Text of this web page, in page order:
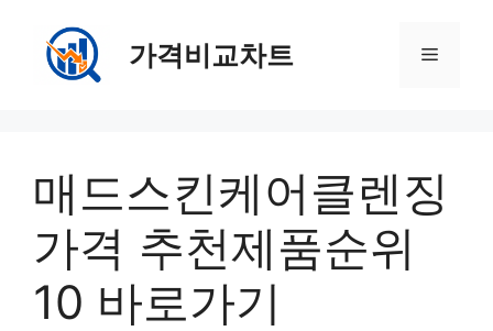
가격비교차트 메
매드스킨케어클렌징
가격 추천제품순위
10 바로가기